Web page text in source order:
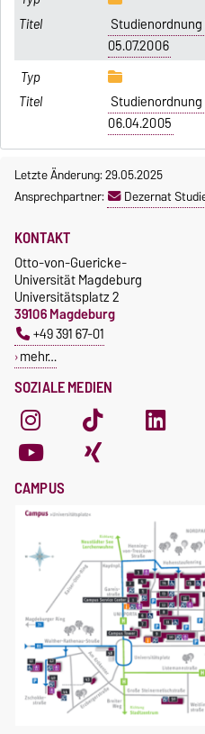
05.07.2006
06.04.2005
Letzte Änderung: 29.05.2025
Ansprechpartner:
Dezernat
SOZIALE MEDIEN
KONTAKT
Otto-von-Guericke-
Universität Magdeburg
Universitätsplatz 2
39106 Magdeburg
+49 391 67-01
mehr…
CAMPUS